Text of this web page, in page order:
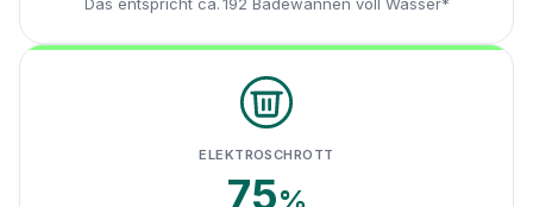
ELEKTROSCHROTT
75